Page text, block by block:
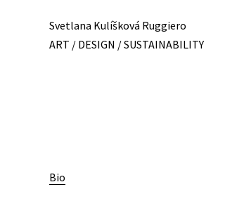
Svetlana Kulíšková Ruggiero
ART / DESIGN / SUSTAINABILITY
Bio